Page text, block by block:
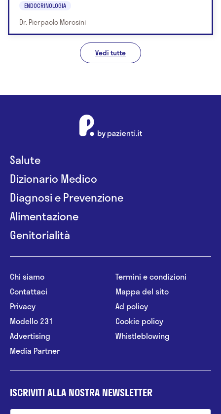
ENDOCRINOLOGIA
Dr. Pierpaolo Morosini
Vedi tutte
Salute
Dizionario Medico
Diagnosi e Prevenzione
Alimentazione
Genitorialità
Chi siamo
Contattaci
Privacy
Modello 231
Advertising
Media Partner
Termini e condizioni
Mappa del sito
Ad policy
Cookie policy
Whistleblowing
ISCRIVITI ALLA NOSTRA NEWSLETTER